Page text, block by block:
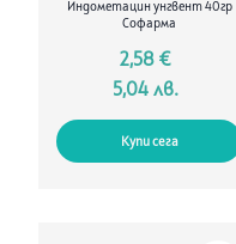
Индометацин унгвент 40гр
Софарма
2,58 €
5,04 лв.
Купи сега